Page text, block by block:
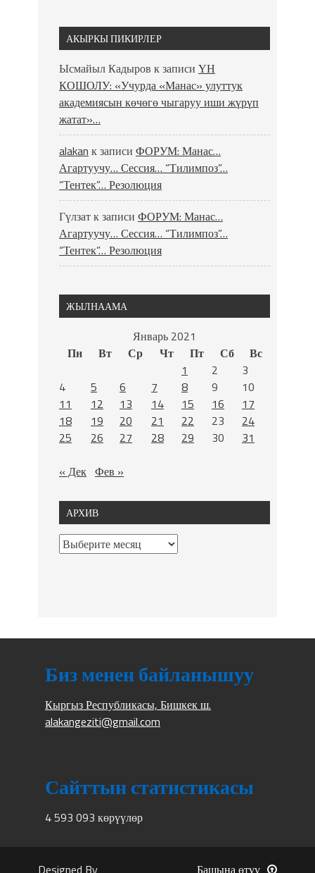
АКЫРКЫ ПИКИРЛЕР
Ысмайыл Кадыров к записи ҮН
КОШОЛУ: «Учурда «Манас» улуттук
академиясын көчөгө чыгаруу иши жүрүп
жатат»…
alakan к записи ФОРУМ: Манас…
Агартуучу… Сессия… “Тилимпоз”…
“Тентек”… Резолюция
Гүлзатк записи ФОРУМ: Манас…
Агартуучу… Сессия… “Тилимпоз”…
“Тентек”… Резолюция
ЖЫЛНААМА
Январь 2021
Пн
Вт Ср Чт Пт Сб
Вс
1
2
3
4
5 6 7 8 9
10
11
12 13 14 15 16
17
18
19 20 21 22 23
24
25
26 27 28 29 30
31
« Дек Фев »
АРХИВ
Биз менен байланышуу
Кыргыз Республикасы, Бишкек ш.
alakangeziti@gmail.com
Сайттын статистикасы
4 593 093 көрүүлөр
Designed By Башына өтүү